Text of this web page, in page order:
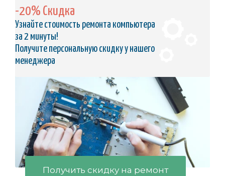
-20% Скидка
Узнайте стоимость ремонта компьютера
за 2 минуты!
Получите персональную скидку у нашего
менеджера
Получить скидку на ремонт